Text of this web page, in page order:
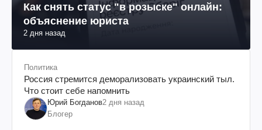
Как снять статус "в розыске" онлайн:
объяснение юриста
2 дня назад
Политика
Россия стремится деморализовать украинский тыл.
Что стоит себе напомнить
Юрий Богданов2 дня назад
Блогер